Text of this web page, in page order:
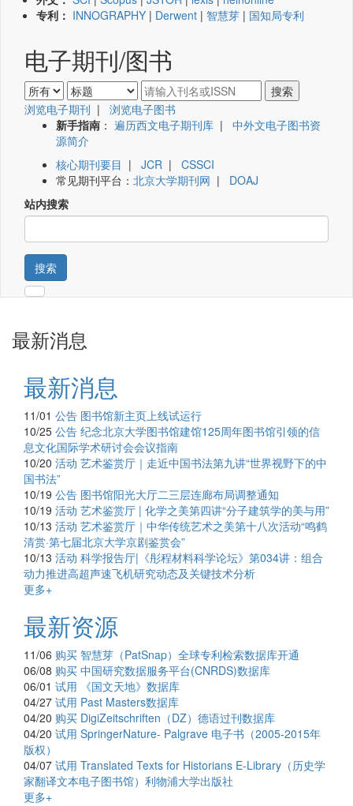
专利： INNOGRAPHY | Derwent | 智慧芽 | 国知局专利
电子期刊/图书
浏览电子期刊 | 浏览电子图书
新手指南 ： 遍历西文电子期刊库 | 中外文电子图书资
源简介
核心期刊要目 | JCR | CSSCI
常见期刊平台： 北京大学期刊网 | DOAJ
站内搜索
搜索
最新消息
最新消息
11/01 公告 图书馆新主页上线试运行
10/25 公告 纪念北京大学图书馆建馆125周年图书馆引领的信
息文化国际学术研讨会会议指南
10/20 活动 艺术鉴赏厅｜走近中国书法第九讲“世界视野下的中
国书法”
10/19 公告 图书馆阳光大厅二三层连廊布局调整通知
10/19 活动 艺术鉴赏厅 | 化学之美第四讲“分子建筑学的美与用”
10/13 活动 艺术鉴赏厅｜中华传统艺术之美第十八次活动“鸣鹤
清赏·第七届北京大学京剧鉴赏会”
10/13 活动 科学报告厅|《彤程材料科学论坛》第034讲：组合
动力推进高超声速飞机研究动态及关键技术分析
更多+
最新资源
11/06 购买 智慧芽（PatSnap）全球专利检索数据库开通
06/08 购买 中国研究数据服务平台(CNRDS)数据库
06/01 试用
《国文天地》数据库
04/27 试用 Past Masters数据库
04/20 购买 DigiZeitschriften（DZ）德语过刊数据库
04/20 试用 SpringerNature- Palgrave 电子书（2005-2015年
版权）
04/07 试用 Translated Texts for Historians E-Library（历史学
家翻译文本电子图书馆）利物浦大学出版社
更多+